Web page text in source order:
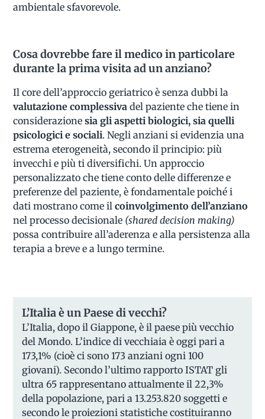
ambientale sfavorevole.
Cosa dovrebbe fare il medico in particolare
durante la prima visita ad un anziano?
Il core dell’approccio geriatrico è senza dubbi la
valutazione complessiva del paziente che tiene in
considerazionesia gli aspetti biologici, sia quelli
psicologici e sociali. Negli anziani si evidenzia una
estrema eterogeneità, secondo il principio: più
invecchi e più ti diversifichi. Un approccio
personalizzato che tiene conto delle differenze e
preferenze del paziente, è fondamentale poiché i
dati mostrano come ilcoinvolgimento dell’anziano
nel processo decisionale (shared decision making)
possa contribuire all’aderenza e alla persistenza alla
terapia a breve e a lungo termine.
L’Italia è un Paese di vecchi?
L’Italia, dopo il Giappone, è il paese più vecchio
del Mondo. L’indice di vecchiaia è oggi pari a
173,1% (cioè ci sono 173 anziani ogni 100
giovani). Secondo l’ultimo rapporto ISTAT gli
ultra 65 rappresentano attualmente il 22,3%
della popolazione, pari a 13.253.820 soggetti e
secondo le proiezioni statistiche costituiranno